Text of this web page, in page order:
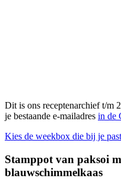
Dit is ons receptenarchief t/m
je bestaande e-mailadres in de
Kies de weekbox die bij je past
Stamppot van paksoi
blauwschimmelkaas